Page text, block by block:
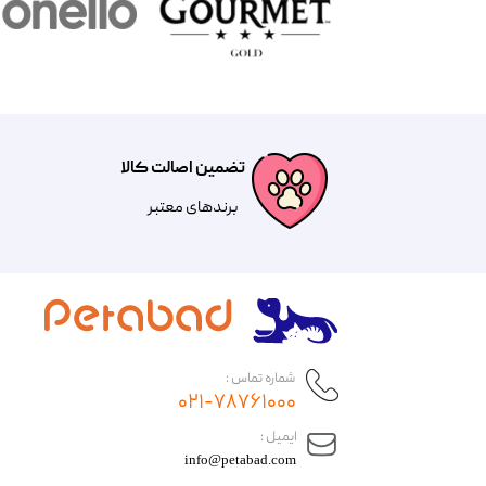
تضمین اصالت کالا
​​برندهای معتبر​​​​​​​
​ایمیل :
info@petabad.com
شماره تماس :
۰۲۱-۷۸۷۶۱۰۰۰